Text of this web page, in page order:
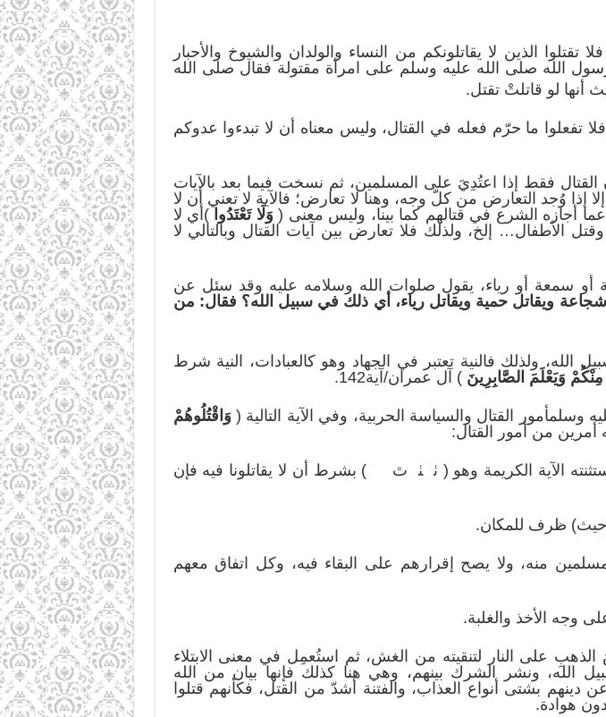
تقتلوا الذين لا يقاتلونكم من النساء والولدان والشيوخ والأحبار
الله صلى الله عليه وسلم على امرأة مقتولة فقال صلى الله
أنها لو قاتلتْ تقتل.
تفعلوا ما حرّم فعله في القتال، وليس معناه أن لا تبدءوا عدوكم
القتال فقط إذا اعتُدِيَ على المسلمين، ثم نسخت فيما بعد بالآيات
إذا وُجد التعارض من كلّ وجه، وهنا لا تعارض؛ فالآية لا تعني أن لا
عما أجازه الشرع في قتالهم كما بينا، وليس معنى ( وَلَا تَعْتَدُوا )أي لا
الأطفال… إلخ، ولذلك فلا تعارض بين آيات القتال وبالتالي لا
أو سمعة أو رياء، يقول صلوات الله وسلامه عليه وقد سئل عن
ويقاتل حمية ويقاتل رياء، أي ذلك في سبيل الله؟ فقال: من
ولذلك فالنية تعتبر في الجهاد وهو كالعبادات، النية شرط
مِنْكُمْ وَيَعْلَمَ الصَّابِرِينَ) آل عمران/آية142.
القتال والسياسة الحربية، وفي الآية التالية ( وَاقْتُلُوهُمْ
أمرين من أمور القتال:
الآية الكريمة وهو ( ﭠ ﭡ ﭢ ) بشرط أن لا يقاتلونا فيه فإن
ظرف للمكان.
منه، ولا يصح إقرارهم على البقاء فيه، وكل اتفاق معهم
وجه الأخذ والغلبة.
على النار لتنقيته من الغش، ثم استُعمِل في معنى الابتلاء
الله، ونشر الشرك بينهم، وهي هنا كذلك فإنها بيان من الله
دينهم بشتى أنواع العذاب، والفتنة أشدّ من القتل، فكأنهم قتلوا
هوادة.